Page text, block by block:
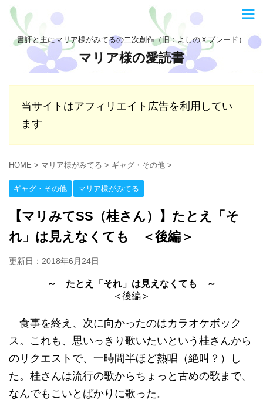
書評と主にマリア様がみてるの二次創作（旧：よしのＸブレード）
マリア様の愛読書
当サイトはアフィリエイト広告を利用してい
ます
HOME > マリア様がみてる > ギャグ・その他 >
ギャグ・その他 マリア様がみてる
【マリみてSS（桂さん）】たとえ「そ
れ」は見えなくても ＜後編＞
更新日： 2018年6月24日
～ たとえ「それ」は見えなくても ～
＜後編＞
食事を終え、次に向かったのはカラオケボック
ス。これも、思いっきり歌いたいという桂さんから
のリクエストで、一時間半ほど熱唱（絶叫？）し
た。桂さんは流行の歌からちょっと古めの歌まで、
なんでもこいとばかりに歌った。